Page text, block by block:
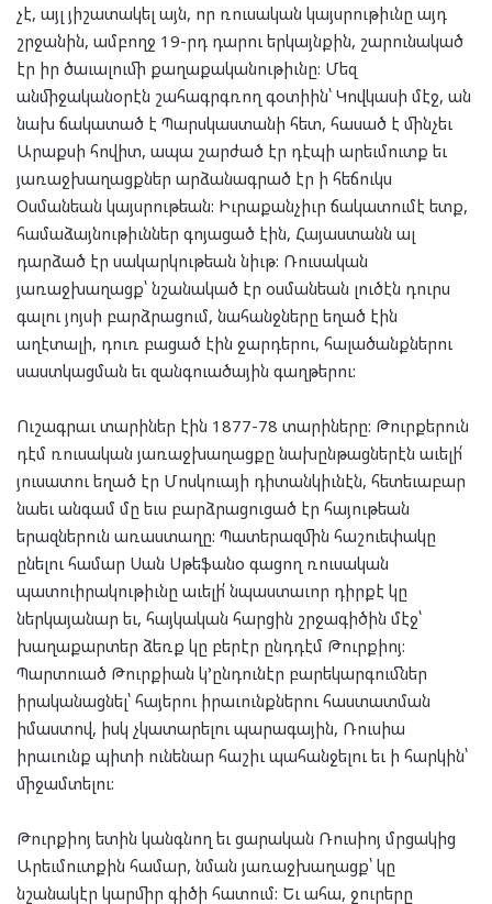
չէ, այլ յիշատակել այն, որ ռուսական կայսրութիւնը այդ
շրջանին, ամբողջ 19-րդ դարու երկայնքին, շարունակած
էր իր ծաւալումի քաղաքականութիւնը: Մեզ
անմիջականօրէն շահագրգռող գօտիին՝ Կովկասի մէջ, ան
նախ ճակատած է Պարսկաստանի հետ, հասած է մինչեւ
Արաքսի հովիտ, ապա շարժած էր դէպի արեւմուտք եւ
յառաջխաղացքներ արձանագրած էր ի հեճուկս
Օսմանեան կայսրութեան: Իւրաքանչիւր ճակատումէ ետք,
համաձայնութիւններ գոյացած էին, Հայաստանն ալ
դարձած էր սակարկութեան նիւթ: Ռուսական
յառաջխաղացք՝ նշանակած էր օսմանեան լուծէն դուրս
գալու յոյսի բարձրացում, նահանջները եղած էին
աղէտալի, դուռ բացած էին ջարդերու, հալածանքներու
սաստկացման եւ զանգուածային գաղթերու:
Ուշագրաւ տարիներ էին 1877-78 տարիները: Թուրքերուն
դէմ ռուսական յառաջխաղացքը նախընթացներէն աւելի՛
յուսատու եղած էր Մոսկուայի դիտանկիւնէն, հետեւաբար
նաեւ անգամ մը եւս բարձրացուցած էր հայութեան
երազներուն առաստաղը: Պատերազմին հաշուեփակը
ընելու համար Սան Սթեֆանօ գացող ռուսական
պատուիրակութիւնը աւելի՛ նպաստաւոր դիրքէ կը
ներկայանար եւ, հայկական հարցին շրջագիծին մէջ՝
խաղաքարտեր ձեռք կը բերէր ընդդէմ Թուրքիոյ:
Պարտուած Թուրքիան կ’ընդունէր բարեկարգումներ
իրականացնել՝ հայերու իրաւունքներու հաստատման
իմաստով, իսկ չկատարելու պարագային, Ռուսիա
իրաւունք պիտի ունենար հաշիւ պահանջելու եւ ի հարկին՝
միջամտելու:
Թուրքիոյ ետին կանգնող եւ ցարական Ռուսիոյ մրցակից
Արեւմուտքին համար, նման յառաջխաղացք՝ կը
նշանակէր կարմիր գիծի հատում: Եւ ահա, ջուրերը